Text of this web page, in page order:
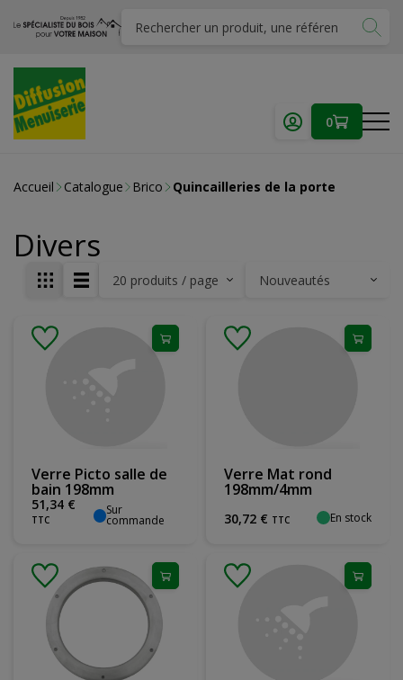
0
Accueil Catalogue Brico Quincailleries de la porte
Divers
Verre Picto salle de
bain 198mm
51,34 €
TTC
Sur
commande
Verre Mat rond
198mm/4mm
30,72 € TTC En stock